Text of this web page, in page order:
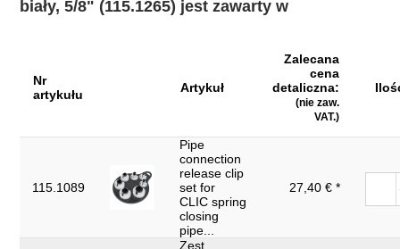
Szerokość opakowania mm: 137
Średnica w calach:
biały, 5/8" (115.1265) jest zawarty w
Nr
artykułu
Artykuł
Zalecana
cena
detaliczna:
(nie zaw.
VAT.)
115.1089
Pipe
connection
release clip
set for
CLIC spring
closing
pipe...
27,40 € *
Zest